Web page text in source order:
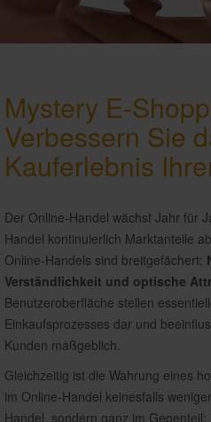
Mystery E-
Verbessern Sie
Kauferlebnis
Der Online-Handel wächst Jahr für
Handel kontinuierlich Marktanteile
Online-Handels sind breitgefächert:
Verständlichkeit und optische
Benutzeroberfläche stellen
Einkaufsprozesses dar und
Kunden maßgeblich.
Gleichzeitig ist die Wahrung eines
im Online-Handel keinesfalls
Handel, sondern ganz im